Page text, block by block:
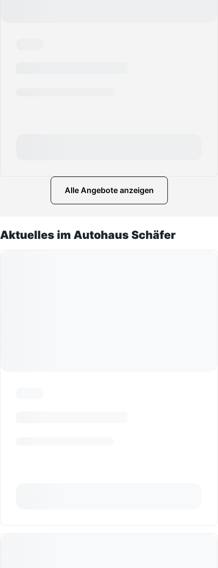
Alle Angebote anzeigen
Aktuelles im Autohaus Schäfer